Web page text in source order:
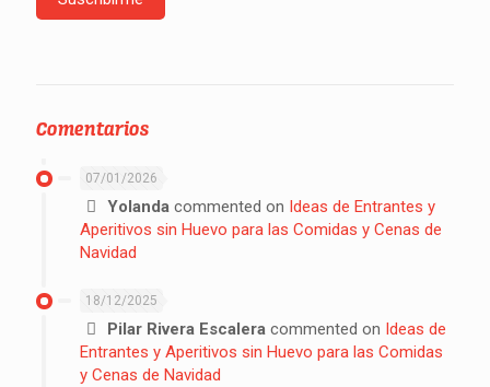
Comentarios
07/01/2026
Yolanda commented on Ideas de Entrantes y
Aperitivos sin Huevo para las Comidas y Cenas de
Navidad
18/12/2025
Pilar Rivera Escalera commented on Ideas de
Entrantes y Aperitivos sin Huevo para las Comidas
y Cenas de Navidad